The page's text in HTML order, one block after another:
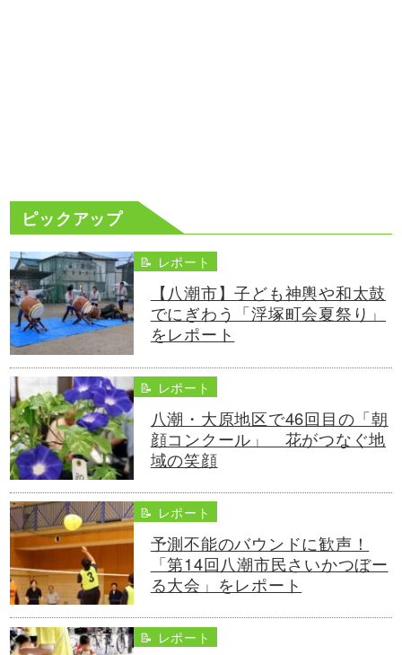
ピックアップ
📝 レポート
【八潮市】子ども神輿や和太鼓
でにぎわう「浮塚町会夏祭り」
をレポート
📝 レポート
八潮・大原地区で46回目の「朝
顔コンクール」 花がつなぐ地
域の笑顔
📝 レポート
予測不能のバウンドに歓声！
「第14回八潮市民さいかつぼー
る大会」をレポート
📝 レポート